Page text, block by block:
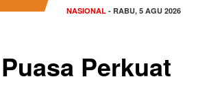
SULAWESI SELATAN- SELASA, 4
Perkuat